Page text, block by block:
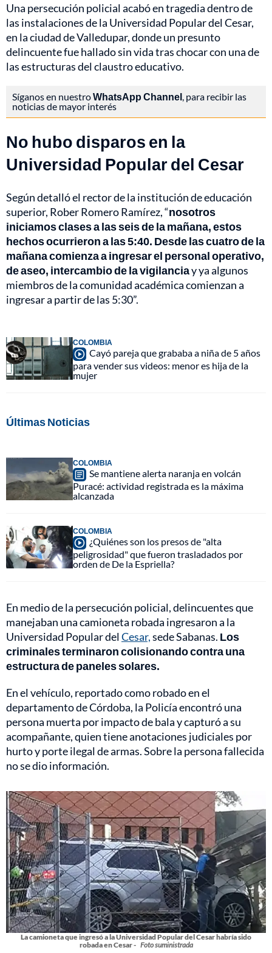
Una persecución policial acabó en tragedia dentro de
las instalaciones de la Universidad Popular del Cesar,
en la ciudad de Valledupar, donde un presunto
delincuente fue hallado sin vida tras chocar con una de
las estructuras del claustro educativo.
Síganos en nuestroWhatsApp Channel , para recibir las
noticias de mayor interés
No hubo disparos en la
Universidad Popular del Cesar
Según detalló el rector de la institución de educación
superior, Rober Romero Ramírez, “nosotros
iniciamos clases a las seis de la mañana, estos
hechos ocurrieron a las 5:40. Desde las cuatro de la
mañana comienza a ingresar el personal operativo,
de aseo, intercambio de la vigilanciay ya algunos
miembros de la comunidad académica comienzan a
ingresar a partir de las 5:30”.
COLOMBIA
Cayó pareja que grababa a niña de 5 años
para vender sus videos: menor es hija de la
mujer
Últimas Noticias
COLOMBIA
Se mantiene alerta naranja en volcán
Puracé: actividad registrada es la máxima
alcanzada
COLOMBIA
¿Quiénes son los presos de "alta
peligrosidad" que fueron trasladados por
orden de De la Espriella?
En medio de la persecución policial, delincuentes que
manejaban una camioneta robada ingresaron a la
Universidad Popular delCesar,sede Sabanas. Los
criminales terminaron colisionando contra una
estructura de paneles solares.
En el vehículo, reportado como robado en el
departamento de Córdoba, la Policía encontró una
persona muerta por impacto de bala y capturó a su
acompañante, quien tiene anotaciones judiciales por
hurto y porte ilegal de armas. Sobre la persona fallecida
no se dio información.
La camioneta que ingresó a la Universidad Popular del Cesar habría sido
robada en Cesar - Foto suministrada